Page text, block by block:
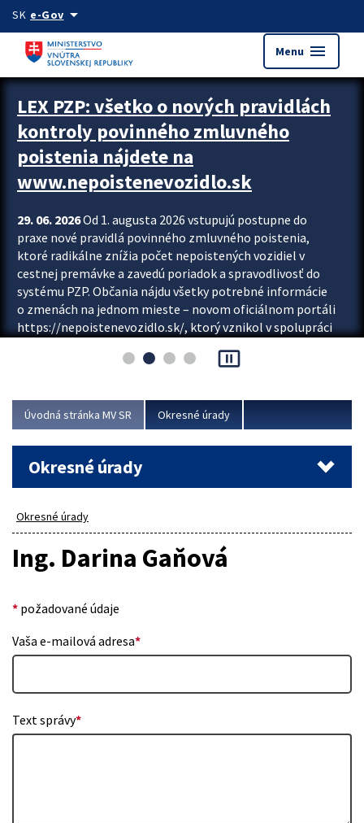
Preskocit na hlavný obsah
SK e-Govarrow_drop_down
Menu menu
Zastavit automatický posun upútavok
LEX PZP: všetko o nových pravidlách
kontroly povinného zmluvného
poistenia nájdete na
www.nepoistenevozidlo.sk
29. 06. 2026Od 1. augusta 2026 vstupujú postupne do
praxe nové pravidlá povinného zmluvného poistenia,
ktoré radikálne znížia počet nepoistených vozidiel v
cestnej premávke a zavedú poriadok a spravodlivosť do
systému PZP. Občania nájdu všetky potrebné informácie
o zmenách na jednom mieste – novom oficiálnom portáli
https://nepoistenevozidlo.sk/, ktorý vznikol v spolupráci
asociácie poisťovní (SLASPO) a Ministerstva vnútra SR.
Viac
pause_presentation
Úvodná stránka MV SR Okresné úrady
Okresné úrady
Okresné úrady
Ing. Darina Gaňová
* požadované údaje
Vaša e-mailová adresa*
Text správy*